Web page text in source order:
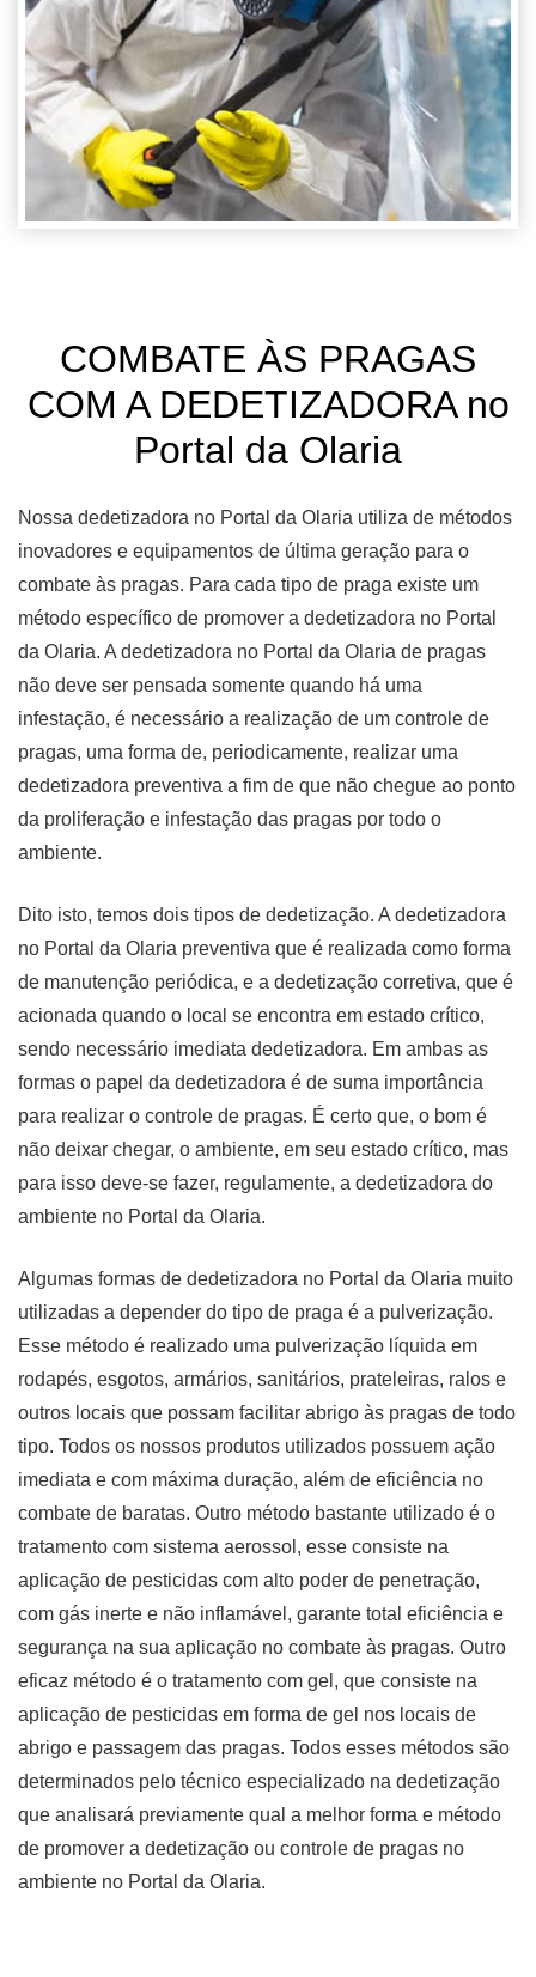
COMBATE ÀS PRAGAS
COM A DEDETIZADORA no
Portal da Olaria
Nossa dedetizadora no Portal da Olaria utiliza de métodos
inovadores e equipamentos de última geração para o
combate às pragas. Para cada tipo de praga existe um
método específico de promover a dedetizadora no Portal
da Olaria. A dedetizadora no Portal da Olaria de pragas
não deve ser pensada somente quando há uma
infestação, é necessário a realização de um controle de
pragas, uma forma de, periodicamente, realizar uma
dedetizadora preventiva a fim de que não chegue ao ponto
da proliferação e infestação das pragas por todo o
ambiente.
Dito isto, temos dois tipos de dedetização. A dedetizadora
no Portal da Olaria preventiva que é realizada como forma
de manutenção periódica, e a dedetização corretiva, que é
acionada quando o local se encontra em estado crítico,
sendo necessário imediata dedetizadora. Em ambas as
formas o papel da dedetizadora é de suma importância
para realizar o controle de pragas. É certo que, o bom é
não deixar chegar, o ambiente, em seu estado crítico, mas
para isso deve-se fazer, regulamente, a dedetizadora do
ambiente no Portal da Olaria.
Algumas formas de dedetizadora no Portal da Olaria muito
utilizadas a depender do tipo de praga é a pulverização.
Esse método é realizado uma pulverização líquida em
rodapés, esgotos, armários, sanitários, prateleiras, ralos e
outros locais que possam facilitar abrigo às pragas de todo
tipo. Todos os nossos produtos utilizados possuem ação
imediata e com máxima duração, além de eficiência no
combate de baratas. Outro método bastante utilizado é o
tratamento com sistema aerossol, esse consiste na
aplicação de pesticidas com alto poder de penetração,
com gás inerte e não inflamável, garante total eficiência e
segurança na sua aplicação no combate às pragas. Outro
eficaz método é o tratamento com gel, que consiste na
aplicação de pesticidas em forma de gel nos locais de
abrigo e passagem das pragas. Todos esses métodos são
determinados pelo técnico especializado na dedetização
que analisará previamente qual a melhor forma e método
de promover a dedetização ou controle de pragas no
ambiente no Portal da Olaria.